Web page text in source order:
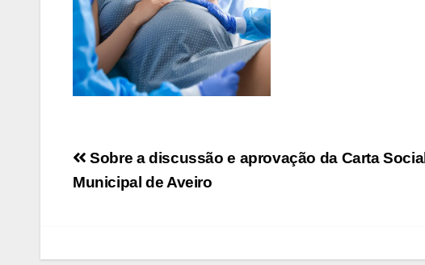
Navegação
de
Sobre a discussão e aprovação da Carta Social
Municipal de Aveiro